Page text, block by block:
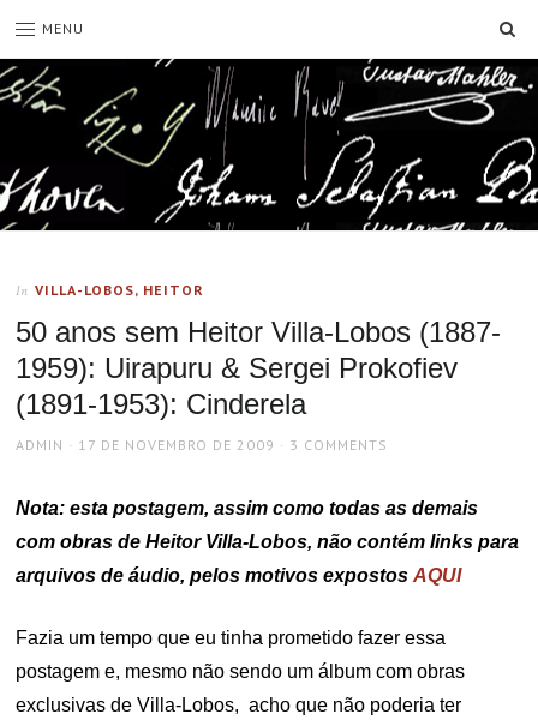
MENU
In VILLA-LOBOS, HEITOR
50 anos sem Heitor Villa-Lobos (1887-
1959): Uirapuru & Sergei Prokofiev
(1891-1953): Cinderela
AUTHOR
ADMIN
POSTED
17 DE NOVEMBRO DE 2009 3 COMMENTS
Nota: esta postagem, assim como todas as demais
com obras de Heitor Villa-Lobos, não contém links para
arquivos de áudio, pelos motivos expostosAQUI
Fazia um tempo que eu tinha prometido fazer essa
postagem e, mesmo não sendo um álbum com obras
exclusivas de Villa-Lobos, acho que não poderia ter